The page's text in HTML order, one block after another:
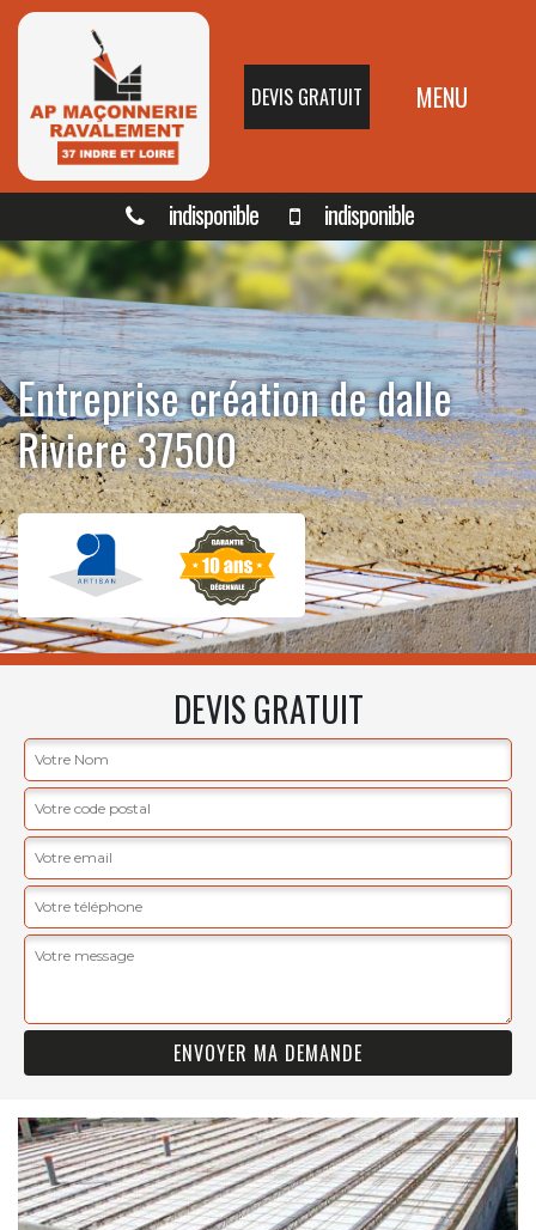
DEVIS GRATUIT MENU
indisponible indisponible
Entreprise création de dalle
Riviere 37500
DEVIS GRATUIT